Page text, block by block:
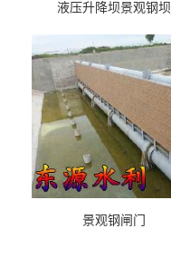
液压升降坝景观钢坝
景观钢闸门